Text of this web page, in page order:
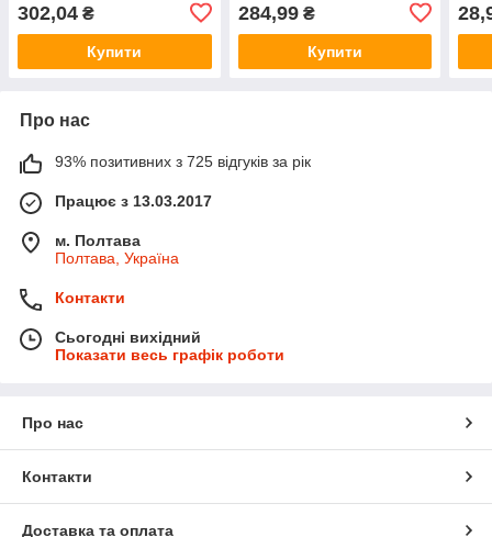
302,04 ₴
Купити
284,99₴
Купити
Про нас
93% позитивних з 725 відгуків за рік
Працює з 13.03.2017
м. Полтава
Полтава, Україна
Контакти
Сьогодні вихідний
Показати весь графік роботи
Про нас
Контакти
Доставка та оплата